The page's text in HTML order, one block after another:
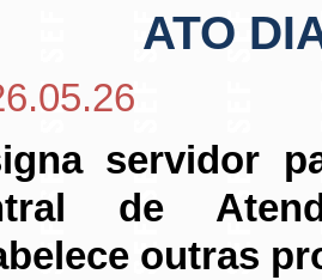
ATO
servidor
de
outras